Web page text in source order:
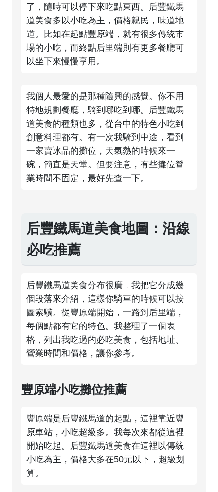
了，隨時可以停下來吃點東西。后豐鐵馬
道美食多以小吃為主，價格親民，味道地
道。比如在起點豐原端，就有很多傳統市
場的小吃，而終點后里端則有更多餐廳可
以坐下來慢慢享用。
我個人最愛的是那種隨興的感覺。你不用
特地規劃餐廳，騎到哪吃到哪。后豐鐵馬
道美食的種類也多，從台中的特色小吃到
創意料理都有。有一次我騎到中途，看到
一家賣冰品的攤位，天氣熱的時候來一
碗，簡直是天堂。但要注意，有些攤位營
業時間不固定，最好先查一下。
后豐鐵馬道美食地圖：沿線
必吃推薦
后豐鐵馬道美食分布很廣，我把它分成幾
個段落來介紹，這樣你騎車的時候可以按
圖索驥。從豐原端開始，一路到后里端，
每個點都有它的特色。我整理了一個表
格，列出我吃過的必吃美食，包括地址、
營業時間和價格，讓你參考。
豐原端小吃攤位推薦
豐原端是后豐鐵馬道的起點，這裡靠近豐
原車站，小吃超級多。我每次來都從這裡
開始吃起。后豐鐵馬道美食在這裡以傳統
小吃為主，價格大多在50元以下，超級划
算。